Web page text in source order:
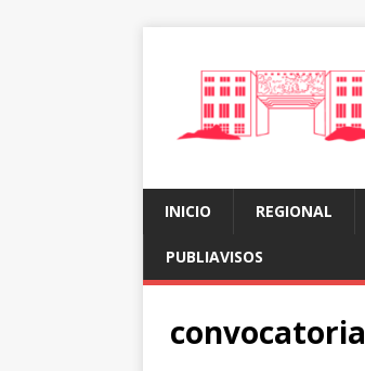
INICIO REGIONAL
PUBLIAVISOS
convocatoria